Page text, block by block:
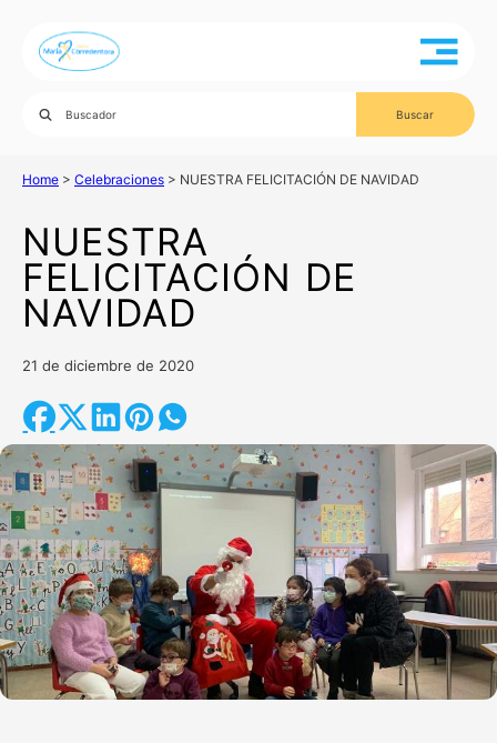
Home > Celebraciones > NUESTRA FELICITACIÓN DE NAVIDAD
NUESTRA
FELICITACIÓN DE
NAVIDAD
21 de diciembre de 2020